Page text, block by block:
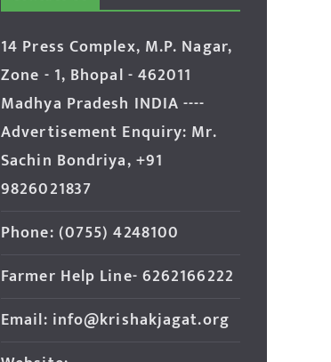
14 Press Complex, M.P. Nagar,
Zone - 1, Bhopal - 462011
Madhya Pradesh INDIA ----
Advertisement Enquiry: Mr.
Sachin Bondriya, +91
9826021837
Phone: (0755) 4248100
Farmer Help Line- 6262166222
Email: info@krishakjagat.org